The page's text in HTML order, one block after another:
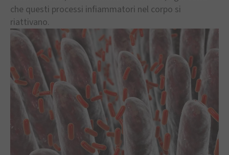
che questi processi infiammatori nel corpo si
riattivano.